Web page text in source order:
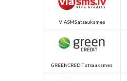
VIASMS atsauksmes
GREENCREDIT atsauksmes